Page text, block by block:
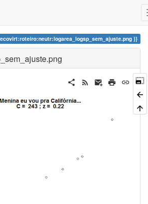
ecovirt:roteiro:neutr:logarea_logsp_sem_ajuste.png